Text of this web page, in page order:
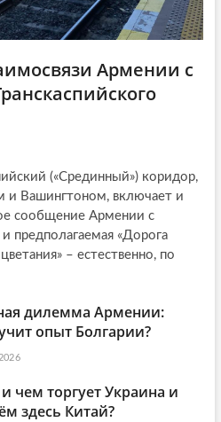
Армении с
(«Срединный») коридор,
и Вашингтоном, включает и
сообщение Армении с
и предполагаемая «Дорога
– естественно, по
дилемма Армении:
опыт Болгарии?
чем торгует Украина и
здесь Китай?